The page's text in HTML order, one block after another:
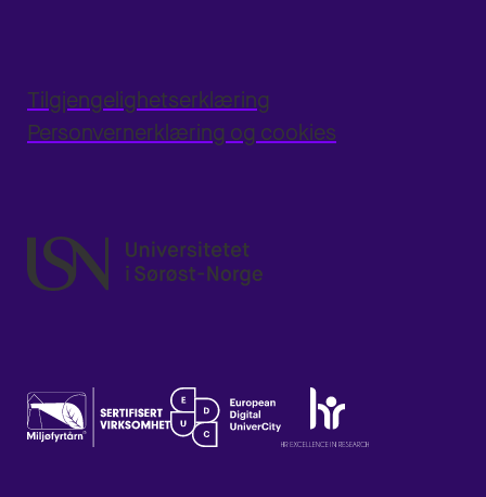
Tilgjengelighetserklæring
Personvernerklæring og cookies